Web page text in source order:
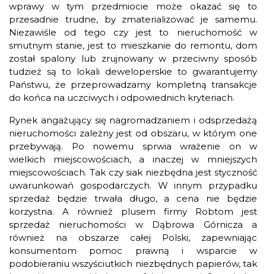
wprawy w tym przedmiocie może okazać się to
przesadnie trudne, by zmaterializować je samemu.
Niezawiśle od tego czy jest to nieruchomość w
smutnym stanie, jest to mieszkanie do remontu, dom
został spalony lub zrujnowany w przeciwny sposób
tudzież są to lokali deweloperskie to gwarantujemy
Państwu, że przeprowadzamy kompletną transakcje
do końca na uczciwych i odpowiednich kryteriach.
Rynek angażujący się nagromadzaniem i odsprzedażą
nieruchomości zależny jest od obszaru, w którym one
przebywają. Po nowemu sprwia wrażenie on w
wielkich miejscowościach, a inaczej w mniejszych
miejscowościach. Tak czy siak niezbędna jest styczność
uwarunkowań gospodarczych. W innym przypadku
sprzedaż będzie trwała długo, a cena nie będzie
korzystna. A również plusem firmy Robtom jest
sprzedaż nieruchomości w Dąbrowa Górnicza a
również na obszarze całej Polski, zapewniając
konsumentom pomoc prawną i wsparcie w
podobieraniu wszyściutkich niezbędnych papierów, tak